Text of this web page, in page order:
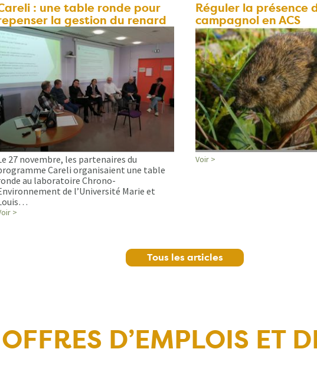
: une table ronde pour
la gestion du renard
27 novembre, les partenaires du
Careli organisaient une table
au laboratoire Chrono-
de l’Université Marie et
>
Réguler la présence
campagnol en ACS
Voir >
Tous les articles
D’EMPLOIS ET